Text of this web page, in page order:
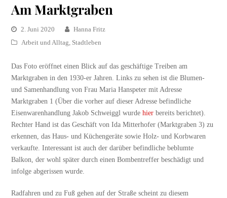
Am Marktgraben
2. Juni 2020
Hanna Fritz
Arbeit und Alltag, Stadtleben
Das Foto eröffnet einen Blick auf das geschäftige Treiben am
Marktgraben in den 1930-er Jahren. Links zu sehen ist die Blumen-
und Samenhandlung von Frau Maria Hanspeter mit Adresse
Marktgraben 1 (Über die vorher auf dieser Adresse befindliche
Eisenwarenhandlung Jakob Schweiggl wurdehier bereits berichtet).
Rechter Hand ist das Geschäft von Ida Mitterhofer (Marktgraben 3) zu
erkennen, das Haus- und Küchengeräte sowie Holz- und Korbwaren
verkaufte. Interessant ist auch der darüber befindliche beblumte
Balkon, der wohl später durch einen Bombentreffer beschädigt und
infolge abgerissen wurde.
Radfahren und zu Fuß gehen auf der Straße scheint zu diesem